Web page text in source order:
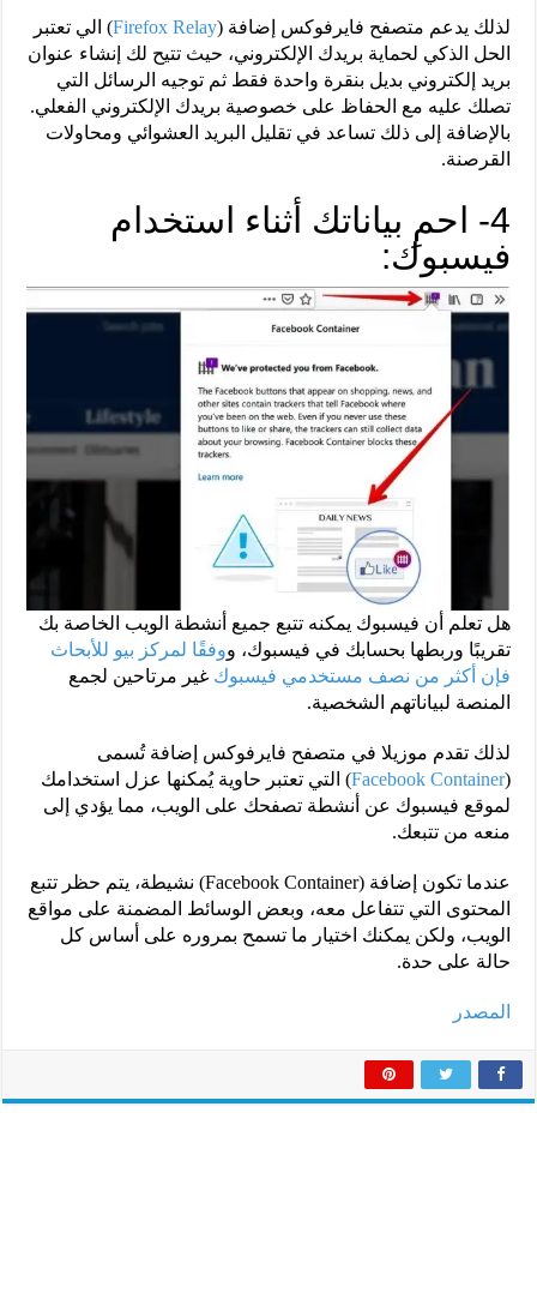
لذلك يدعم متصفح فايرفوكس إضافة (Firefox Relay) الي تعتبر
الحل الذكي لحماية بريدك الإلكتروني، حيث تتيح لك إنشاء عنوان
بريد إلكتروني بديل بنقرة واحدة فقط ثم توجيه الرسائل التي
تصلك عليه مع الحفاظ على خصوصية بريدك الإلكتروني الفعلي.
بالإضافة إلى ذلك تساعد في تقليل البريد العشوائي ومحاولات
القرصنة.
4- احمِ بياناتك أثناء استخدام
فيسبوك:
هل تعلم أن فيسبوك يمكنه تتبع جميع أنشطة الويب الخاصة بك
تقريبًا وربطها بحسابك في فيسبوك، ووفقًا لمركز بيو للأبحاث
فإن أكثر من نصف مستخدمي فيسبوكغير مرتاحين لجمع
المنصة لبياناتهم الشخصية.
لذلك تقدم موزيلا في متصفح فايرفوكس إضافة تُسمى
(
Facebook Container) التي تعتبر حاوية يُمكنها عزل استخدامك
لموقع فيسبوك عن أنشطة تصفحك على الويب، مما يؤدي إلى
منعه من تتبعك.
عندما تكون إضافة (Facebook Container) نشيطة، يتم حظر تتبع
المحتوى التي تتفاعل معه، وبعض الوسائط المضمنة على مواقع
الويب، ولكن يمكنك اختيار ما تسمح بمروره على أساس كل
حالة على حدة.
المصدر